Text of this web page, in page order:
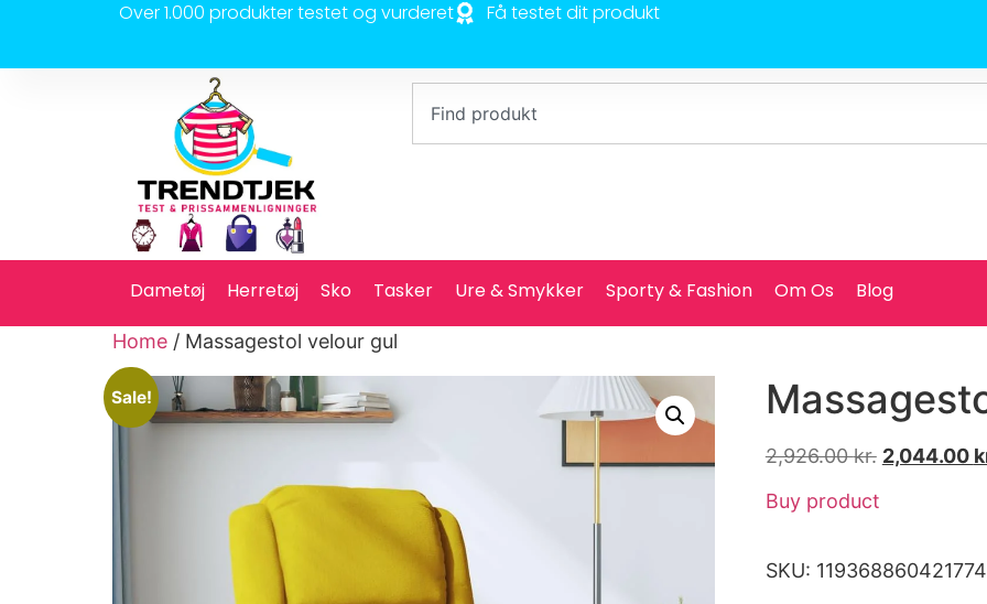
Over 1.000 produkter testet og vurderet Få testet dit produkt
Dametøj Herretøj Sko Tasker Ure & Smykker Sporty & Fashion Om Os Blog
Home / Massagestol velour gul
Sale!
2,926.00kr. 2,044.00
Buy product
SKU: